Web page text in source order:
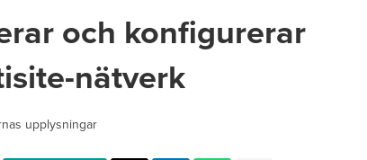
och konfigurerar
nätverk
upplysningar